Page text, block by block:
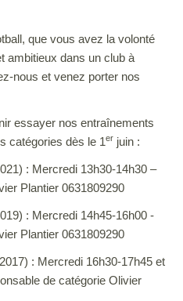
que vous avez la volonté
ambitieux dans un club à
nous et venez porter nos
essayer nos entraînements
catégories dès le 1er juin :
: Mercredi 13h30-14h30 –
Plantier 0631809290
: Mercredi 14h45-16h00 -
Plantier 0631809290
: Mercredi 16h30-17h45 et
de catégorie Olivier